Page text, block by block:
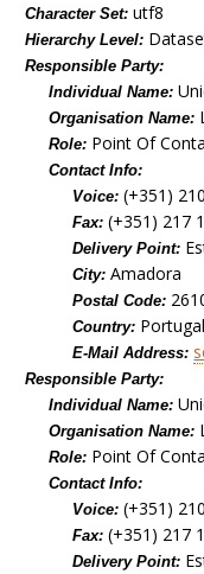
Character Set:utf8
Hierarchy Level:
Responsible Party:
Individual Name:
Organisation Name:
Role: Point Of
Contact Info:
Voice:(+351)
Fax:(+351) 217
Delivery Point:
City:Amadora
Postal Code:
Country: Portugal
E-Mail Address:
Responsible Party:
Individual Name:
Organisation Name:
Role: Point Of
Contact Info:
Voice:(+351)
Fax:(+351) 217
Delivery Point: